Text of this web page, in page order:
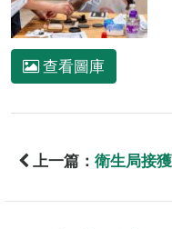
查看圖庫
上一篇： 衛生局接